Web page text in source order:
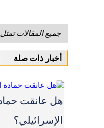
جميع المقالات
أخبار ذات صلة
هل عانقت
الإسرائيلي؟